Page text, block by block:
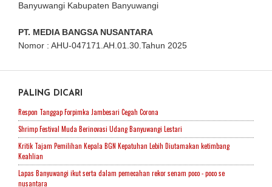
Banyuwangi Kabupaten Banyuwangi
PT. MEDIA BANGSA NUSANTARA
Nomor : AHU-047171.AH.01.30.Tahun 2025
PALING DICARI
Respon Tanggap Forpimka Jambesari Cegah Corona
Shrimp Festival Muda Berinovasi Udang Banyuwangi Lestari
Kritik Tajam Pemilihan Kepala BGN Kepatuhan Lebih Diutamakan ketimbang
Keahlian
Lapas Banyuwangi ikut serta dalam pemecahan rekor senam poco - poco se
nusantara